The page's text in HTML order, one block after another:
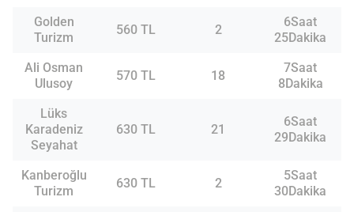
Golden
Turizm
560 TL 2
6Saat
25Dakika
Ali Osman
Ulusoy
570 TL 18
7Saat
8Dakika
Lüks
Karadeniz
Seyahat
630 TL 21
6Saat
29Dakika
Kanberoğlu
Turizm
630 TL 2
5Saat
30Dakika